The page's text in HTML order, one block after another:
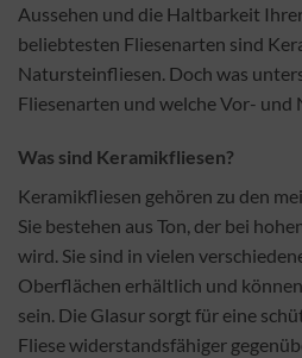
Aussehen und die Haltbarkeit
beliebtesten Fliesenarten sind
Natursteinfliesen. Doch was
Fliesenarten und welche Vor- und
Was sind Keramikfliesen?
Keramikfliesen gehören zu den
Sie bestehen aus Ton, der bei
wird. Sie sind in vielen
Oberflächen erhältlich und
sein. Die Glasur sorgt für eine
Fliese widerstandsfähiger